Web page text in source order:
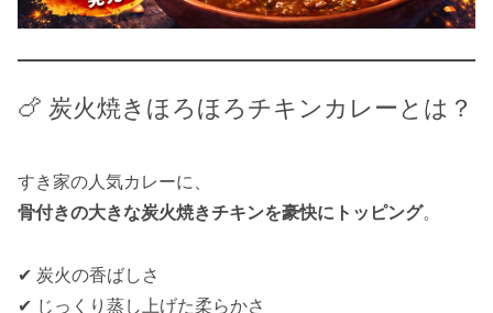
🍗 炭火焼きほろほろチキンカレーとは？
すき家の人気カレーに、
骨付きの大きな炭火焼きチキンを豪快にトッピング。
✔ 炭火の香ばしさ
✔ じっくり蒸し上げた柔らかさ